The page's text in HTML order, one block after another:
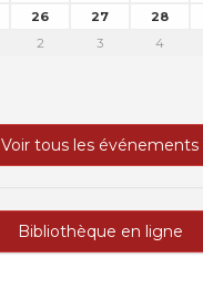
26 27 28
2 3 4
Voir tous les événements
Bibliothèque en ligne